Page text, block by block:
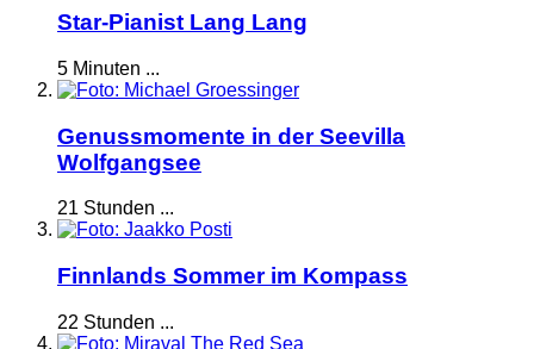
Star-Pianist Lang Lang
5 Minuten ...
Genussmomente in der Seevilla
Wolfgangsee
21 Stunden ...
Finnlands Sommer im Kompass
22 Stunden ...